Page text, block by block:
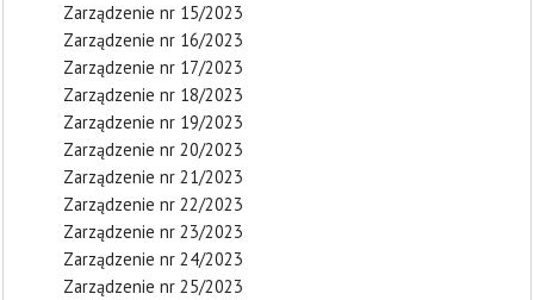
Zarządzenie nr 15/2023
Zarządzenie nr 16/2023
Zarządzenie nr 17/2023
Zarządzenie nr 18/2023
Zarządzenie nr 19/2023
Zarządzenie nr 20/2023
Zarządzenie nr 21/2023
Zarządzenie nr 22/2023
Zarządzenie nr 23/2023
Zarządzenie nr 24/2023
Zarządzenie nr 25/2023